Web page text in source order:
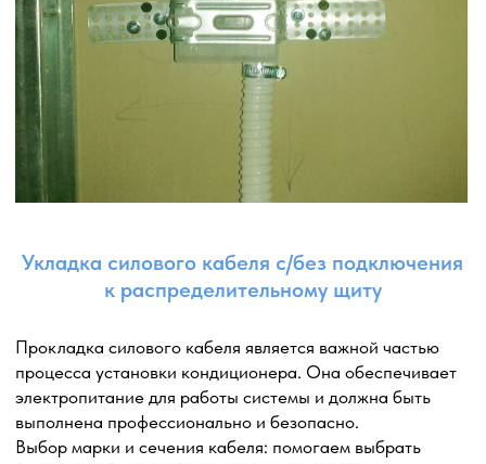
Заказать услугу
Каталог кондиционеров